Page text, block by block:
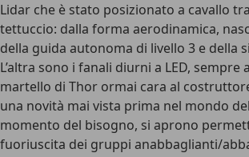
Lidar che è stato posizionato a cavallo
tettuccio: dalla forma aerodinamica,
della guida autonoma di livello 3 e della
L’altra sono i fanali diurni a LED, sempre
martello di Thor ormai cara al
una novità mai vista prima nel mondo
momento del bisogno, si aprono
fuoriuscita dei gruppi anabbaglianti/